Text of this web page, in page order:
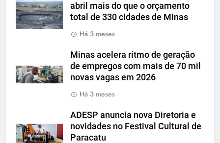
abril mais do que o orçamento
total de 330 cidades de Minas
Há 3 meses
Minas acelera ritmo de geração
de empregos com mais de 70 mil
novas vagas em 2026
Há 3 meses
ADESP anuncia nova Diretoria e
novidades no Festival Cultural de
Paracatu